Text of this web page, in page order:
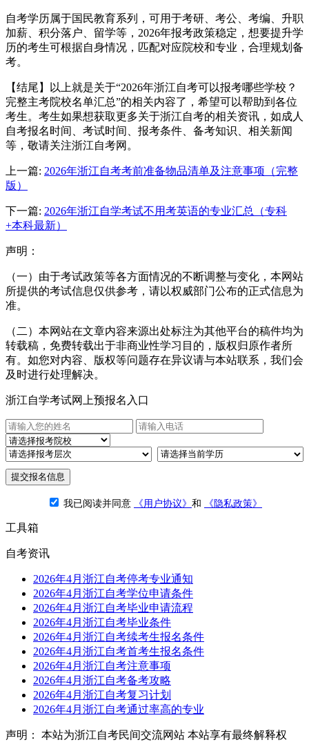
自考学历属于国民教育系列，可用于考研、考公、考编、升职
加薪、积分落户、留学等，2026年报考政策稳定，想要提升学
历的考生可根据自身情况，匹配对应院校和专业，合理规划备
考。
【结尾】以上就是关于“2026年浙江自考可以报考哪些学校？
完整主考院校名单汇总”的相关内容了，希望可以帮助到各位
考生。考生如果想获取更多关于浙江自考的相关资讯，如成人
自考报名时间、考试时间、报考条件、备考知识、相关新闻
等，敬请关注浙江自考网。
上一篇: 2026年浙江自考考前准备物品清单及注意事项（完整
版）
下一篇: 2026年浙江自学考试不用考英语的专业汇总（专科
+本科最新）
声明：
（一）由于考试政策等各方面情况的不断调整与变化，本网站
所提供的考试信息仅供参考，请以权威部门公布的正式信息为
准。
（二）本网站在文章内容来源出处标注为其他平台的稿件均为
转载稿，免费转载出于非商业性学习目的，版权归原作者所
有。如您对内容、版权等问题存在异议请与本站联系，我们会
及时进行处理解决。
浙江自学考试网上预报名入口
提交报名信息
我已阅读并同意 《用户协议》 和 《隐私政策》
工具箱
自考资讯
2026年4月浙江自考停考专业通知
2026年4月浙江自考学位申请条件
2026年4月浙江自考毕业申请流程
2026年4月浙江自考毕业条件
2026年4月浙江自考续考生报名条件
2026年4月浙江自考首考生报名条件
2026年4月浙江自考注意事项
2026年4月浙江自考备考攻略
2026年4月浙江自考复习计划
2026年4月浙江自考通过率高的专业
声明： 本站为浙江自考民间交流网站 本站享有最终解释权